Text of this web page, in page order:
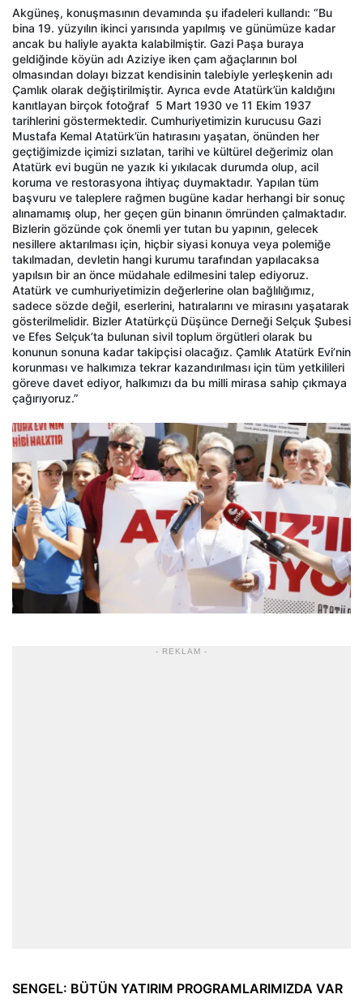
Akgüneş, konuşmasının devamında şu ifadeleri kullandı: “Bu
bina 19. yüzyılın ikinci yarısında yapılmış ve günümüze kadar
ancak bu haliyle ayakta kalabilmiştir. Gazi Paşa buraya
geldiğinde köyün adı Aziziye iken çam ağaçlarının bol
olmasından dolayı bizzat kendisinin talebiyle yerleşkenin adı
Çamlık olarak değiştirilmiştir. Ayrıca evde Atatürk’ün kaldığını
kanıtlayan birçok fotoğraf 5 Mart 1930 ve 11 Ekim 1937
tarihlerini göstermektedir. Cumhuriyetimizin kurucusu Gazi
Mustafa Kemal Atatürk’ün hatırasını yaşatan, önünden her
geçtiğimizde içimizi sızlatan, tarihi ve kültürel değerimiz olan
Atatürk evi bugün ne yazık ki yıkılacak durumda olup, acil
koruma ve restorasyona ihtiyaç duymaktadır. Yapılan tüm
başvuru ve taleplere rağmen bugüne kadar herhangi bir sonuç
alınamamış olup, her geçen gün binanın ömründen çalmaktadır.
Bizlerin gözünde çok önemli yer tutan bu yapının, gelecek
nesillere aktarılması için, hiçbir siyasi konuya veya polemiğe
takılmadan, devletin hangi kurumu tarafından yapılacaksa
yapılsın bir an önce müdahale edilmesini talep ediyoruz.
Atatürk ve cumhuriyetimizin değerlerine olan bağlılığımız,
sadece sözde değil, eserlerini, hatıralarını ve mirasını yaşatarak
gösterilmelidir. Bizler Atatürkçü Düşünce Derneği Selçuk Şubesi
ve Efes Selçuk’ta bulunan sivil toplum örgütleri olarak bu
konunun sonuna kadar takipçisi olacağız. Çamlık Atatürk Evi’nin
korunması ve halkımıza tekrar kazandırılması için tüm yetkilileri
göreve davet ediyor, halkımızı da bu milli mirasa sahip çıkmaya
çağırıyoruz.”
- REKLAM -
SENGEL: BÜTÜN YATIRIM PROGRAMLARIMIZDA VAR